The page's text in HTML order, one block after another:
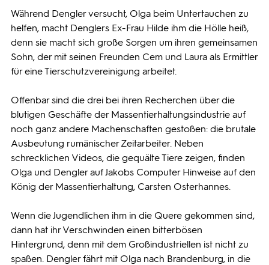
Während Dengler versucht, Olga beim Untertauchen zu
helfen, macht Denglers Ex-Frau Hilde ihm die Hölle heiß,
denn sie macht sich große Sorgen um ihren gemeinsamen
Sohn, der mit seinen Freunden Cem und Laura als Ermittler
für eine Tierschutzvereinigung arbeitet.
Offenbar sind die drei bei ihren Recherchen über die
blutigen Geschäfte der Massentierhaltungsindustrie auf
noch ganz andere Machenschaften gestoßen: die brutale
Ausbeutung rumänischer Zeitarbeiter. Neben
schrecklichen Videos, die gequälte Tiere zeigen, finden
Olga und Dengler auf Jakobs Computer Hinweise auf den
König der Massentierhaltung, Carsten Osterhannes.
Wenn die Jugendlichen ihm in die Quere gekommen sind,
dann hat ihr Verschwinden einen bitterbösen
Hintergrund, denn mit dem Großindustriellen ist nicht zu
spaßen. Dengler fährt mit Olga nach Brandenburg, in die